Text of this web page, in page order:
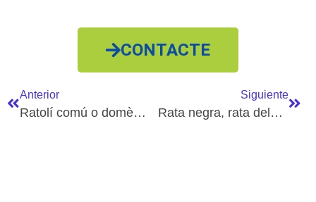
CONTACTE
Anterior
Ratolí comú o domèstic
Siguiente
Rata negra, rata dels vaixells o rata traginera